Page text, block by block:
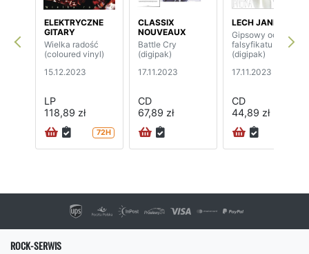
ELEKTRYCZNE
GITARY
Wielka radość
(coloured vinyl)
15.12.2023
LP
118,89 zł
72H
CLASSIX
NOUVEAUX
Battle Cry
(digipak)
17.11.2023
CD
67,89 zł
LECH JANERKA
Gipsowy odlew
falsyfikatu
(digipak)
17.11.2023
CD
44,89 zł
ROCK-SERWIS